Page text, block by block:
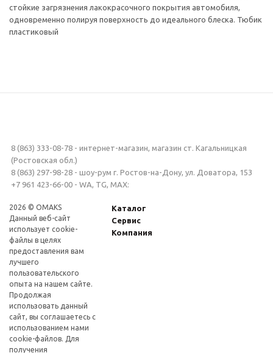
стойкие загрязнения лакокрасочного покрытия автомобиля,
одновременно полируя поверхность до идеального блеска. Тюбик
пластиковый
8 (863) 333-08-78 - интернет-магазин, магазин ст. Кагальницкая
(Ростовская обл.)
8 (863) 297-98-28 - шоу-рум г. Ростов-на-Дону, ул. Доватора, 153
+7 961 423-66-00 - WA, TG, MAX:
2026 © OMAKS
Данный веб-сайт
использует cookie-
файлы в целях
предоставления вам
лучшего
пользовательского
опыта на нашем сайте.
Продолжая
использовать данный
сайт, вы соглашаетесь с
использованием нами
cookie-файлов. Для
получения
Каталог
Сервис
Компания